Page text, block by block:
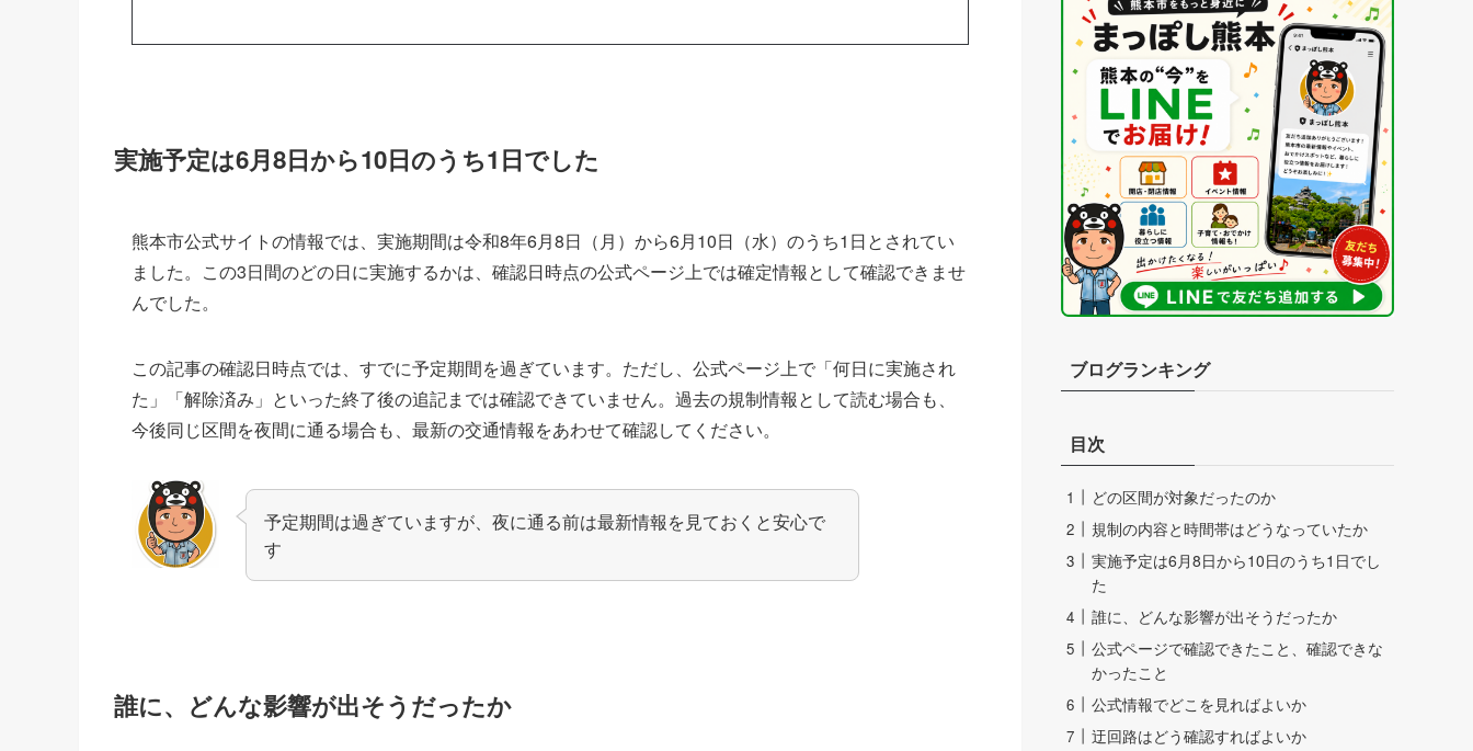
実施予定は6月8日から10日のうち1日でした
熊本市公式サイトの情報では、実施期間は令和8年6月8日（月）から6月10日（水）のうち1日とされてい
ました。この3日間のどの日に実施するかは、確認日時点の公式ページ上では確定情報として確認できませ
んでした。
この記事の確認日時点では、すでに予定期間を過ぎています。ただし、公式ページ上で「何日に実施され
た」「解除済み」といった終了後の追記までは確認できていません。過去の規制情報として読む場合も、
今後同じ区間を夜間に通る場合も、最新の交通情報をあわせて確認してください。
予定期間は過ぎていますが、夜に通る前は最新情報を見ておくと安心で
す
誰に、どんな影響が出そうだったか
ブログランキング
目次
どの区間が対象だったのか
規制の内容と時間帯はどうなっていたか
実施予定は6月8日から10日のうち1日でし
た
誰に、どんな影響が出そうだったか
公式ページで確認できたこと、確認できな
かったこと
公式情報でどこを見ればよいか
迂回路はどう確認すればよいか